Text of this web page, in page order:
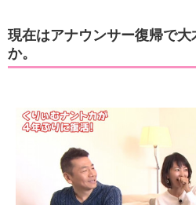
現在はアナウンサー復帰で
か。